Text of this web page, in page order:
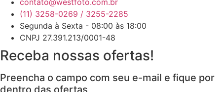
contato@westfoto.com.br
(11) 3258-0269 / 3255-2285
Segunda à Sexta - 08:00 às 18:00
CNPJ 27.391.213/0001-48
Receba nossas ofertas!
Preencha o campo com seu e-mail e fique por
dentro das ofertas